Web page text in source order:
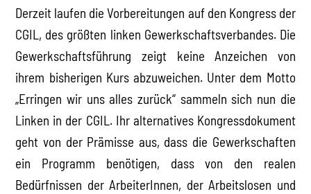
Derzeit laufen die Vorbereitungen auf den Kongress der
CGIL, des größten linken Gewerkschaftsverbandes. Die
Gewerkschaftsführung zeigt keine Anzeichen von
ihrem bisherigen Kurs abzuweichen. Unter dem Motto
„Erringen wir uns alles zurück“ sammeln sich nun die
Linken in der CGIL. Ihr alternatives Kongressdokument
geht von der Prämisse aus, dass die Gewerkschaften
ein Programm benötigen, dass von den realen
Bedürfnissen der ArbeiterInnen, der Arbeitslosen und